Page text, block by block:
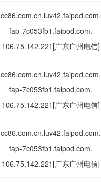
cc86.com.cn.luv42.faipod.com.
fap-7c053fb1.faipod.com.
106.75.142.221[广东广州电信]
cc86.com.cn.luv42.faipod.com.
fap-7c053fb1.faipod.com.
106.75.142.221[广东广州电信]
cc86.com.cn.luv42.faipod.com.
fap-7c053fb1.faipod.com.
106.75.142.221[广东广州电信]